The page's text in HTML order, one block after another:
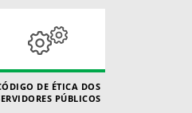
DE ÉTICA DOS
PÚBLICOS